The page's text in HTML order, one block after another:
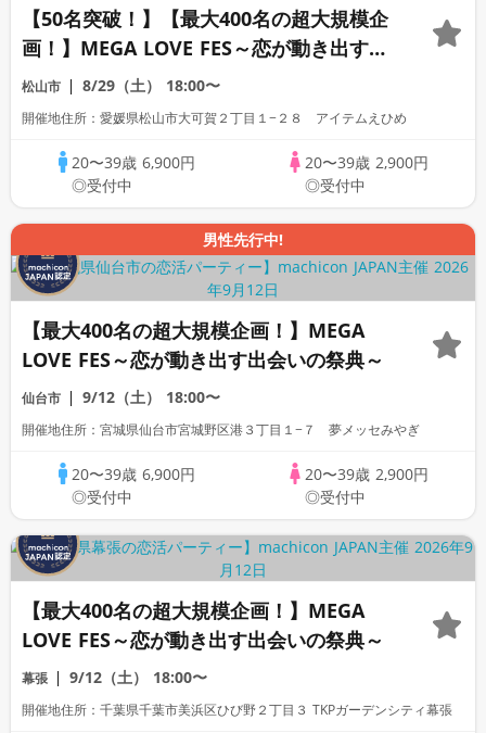
【50名突破！】【最大400名の超大規模企
画！】MEGA LOVE FES～恋が動き出す出
会いの祭典～
松山市 8/29（土） 18:00〜
開催地住所：愛媛県松山市大可賀２丁目１−２８ アイテムえひめ
20〜39歳 6,900円
◎受付中
20〜39歳 2,900円
◎受付中
男性先行中!
【最大400名の超大規模企画！】MEGA
LOVE FES～恋が動き出す出会いの祭典～
仙台市 9/12（土） 18:00〜
開催地住所：宮城県仙台市宮城野区港３丁目１−７ 夢メッセみやぎ
20〜39歳 6,900円
◎受付中
20〜39歳 2,900円
◎受付中
【最大400名の超大規模企画！】MEGA
LOVE FES～恋が動き出す出会いの祭典～
幕張 9/12（土） 18:00〜
開催地住所：千葉県千葉市美浜区ひび野２丁目３ TKPガーデンシティ幕張